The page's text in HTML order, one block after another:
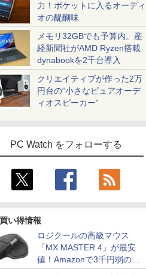
力！ポケットに入るオーディ
オの醍醐味
メモリ32GBでも予算内。産
経新聞社がAMD Ryzen搭載
dynabookを2千台導入
クリエイティブが作った2万
円台の“小さなピュアオーデ
ィオスピーカー”
PC Watch をフォローする
い得情報
ロジクールの高級マウス
「MX MASTER 4」が最安
値！Amazonで3千円弱の割
引